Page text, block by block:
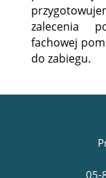
zalecenia
fachowej
do zabiegu.
05-